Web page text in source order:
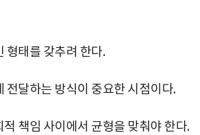
형태를 갖추려 한다.
전달하는 방식이 중요한 시점이다.
책임 사이에서 균형을 맞춰야 한다.